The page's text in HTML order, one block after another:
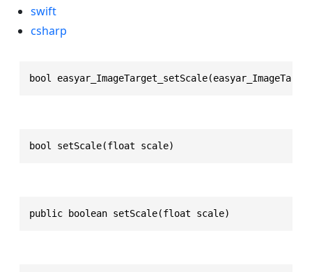
swift
csharp
bool
bool setScale(float scale)
public boolean setScale(float scale)